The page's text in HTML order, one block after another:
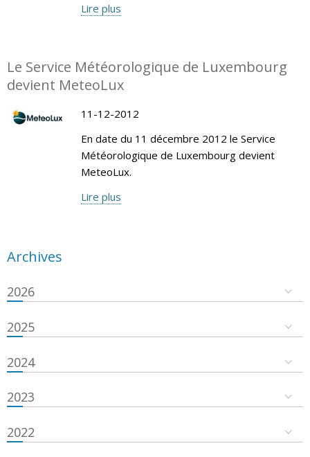
Lire plus
Le Service Météorologique de Luxembourg
devient MeteoLux
11-12-2012
En date du 11 décembre 2012 le Service
Météorologique de Luxembourg devient
MeteoLux.
Lire plus
Archives
2026
2025
2024
2023
2022